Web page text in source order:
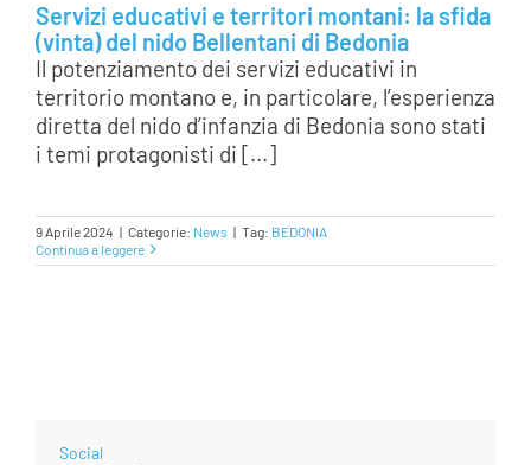
Servizi educativi e territori montani: la sfida
(vinta) del nido Bellentani di Bedonia
Il potenziamento dei servizi educativi in
territorio montano e, in particolare, l’esperienza
diretta del nido d’infanzia di Bedonia sono stati
i temi protagonisti di [...]
9 Aprile 2024 | Categorie: News | Tag: BEDONIA
Continua a leggere
Social